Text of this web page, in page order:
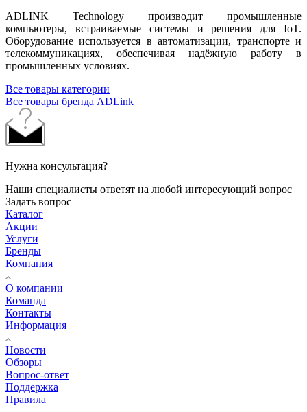
ADLINK Technology производит промышленные
компьютеры, встраиваемые системы и решения для IoT.
Оборудование используется в автоматизации, транспорте и
телекоммуникациях, обеспечивая надёжную работу в
промышленных условиях.
Все товары категории
Все товары бренда ADLink
Нужна консультация?
Наши специалисты ответят на любой интересующий вопрос
Задать вопрос
Каталог
Акции
Услуги
Бренды
Компания
О компании
Команда
Контакты
Информация
Новости
Обзоры
Вопрос-ответ
Поддержка
Правила